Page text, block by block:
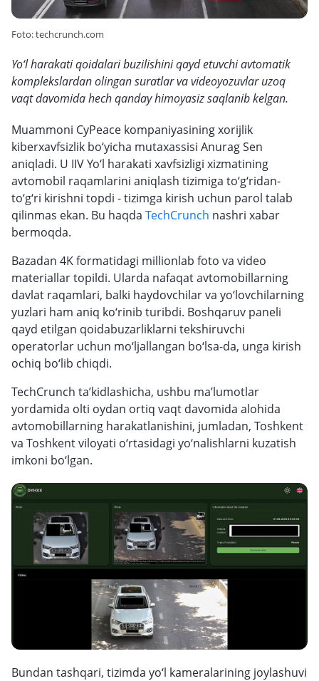
Foto: techcrunch.com
Yo‘l harakati qoidalari buzilishini qayd etuvchi avtomatik
komplekslardan olingan suratlar va videoyozuvlar uzoq
vaqt davomida hech qanday himoyasiz saqlanib kelgan.
Muammoni CyPeace kompaniyasining xorijlik
kiberxavfsizlik bo‘yicha mutaxassisi Anurag Sen
aniqladi. U IIV Yo‘l harakati xavfsizligi xizmatining
avtomobil raqamlarini aniqlash tizimiga to‘g‘ridan-
to‘g‘ri kirishni topdi - tizimga kirish uchun parol talab
qilinmas ekan. Bu haqda TechCrunch nashri xabar
bermoqda.
Bazadan 4K formatidagi millionlab foto va video
materiallar topildi. Ularda nafaqat avtomobillarning
davlat raqamlari, balki haydovchilar va yo‘lovchilarning
yuzlari ham aniq ko‘rinib turibdi. Boshqaruv paneli
qayd etilgan qoidabuzarliklarni tekshiruvchi
operatorlar uchun mo‘ljallangan bo‘lsa-da, unga kirish
ochiq bo‘lib chiqdi.
TechCrunch ta’kidlashicha, ushbu ma’lumotlar
yordamida olti oydan ortiq vaqt davomida alohida
avtomobillarning harakatlanishini, jumladan, Toshkent
va Toshkent viloyati o‘rtasidagi yo‘nalishlarni kuzatish
imkoni bo‘lgan.
Bundan tashqari, tizimda yo‘l kameralarining joylashuvi